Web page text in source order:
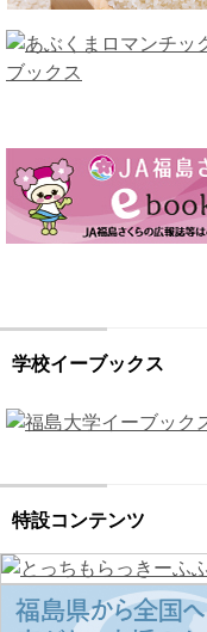
学校イーブックス
特設コンテンツ